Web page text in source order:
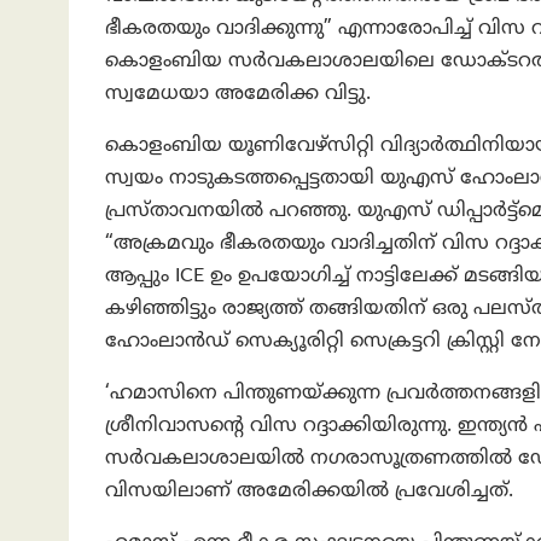
ഭീകരതയും വാദിക്കുന്നു” എന്നാരോപിച്ച് വിസ
കൊളംബിയ സർവകലാശാലയിലെ ഡോക്ടറൽ
സ്വമേധയാ അമേരിക്ക വിട്ടു.
കൊളംബിയ യൂണിവേഴ്സിറ്റി
സ്വയം നാടുകടത്തപ്പെട്ടതായി യുഎസ്
പ്രസ്താവനയിൽ പറഞ്ഞു. യുഎസ്
“അക്രമവും ഭീകരതയും വാദിച്ചതിന് വിസ
ആപ്പും ICE ഉം ഉപയോഗിച്ച് നാട്ടിലേക്ക്
കഴിഞ്ഞിട്ടും രാജ്യത്ത് തങ്ങിയതിന് ഒരു
ഹോംലാൻഡ് സെക്യൂരിറ്റി സെക്രട്ടറി ക്രിസ്റ്റി
‘ഹമാസിനെ പിന്തുണയ്ക്കുന്ന
ശ്രീനിവാസന്റെ വിസ റദ്ദാക്കിയിരുന്നു.
സർവകലാശാലയിൽ നഗരാസൂത്രണത്തിൽ
വിസയിലാണ് അമേരിക്കയിൽ പ്രവേശിച്ചത്.